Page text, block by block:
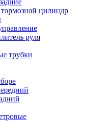
цилиндр
руля
трубки